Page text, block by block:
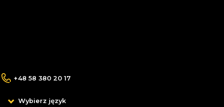
+48 58 380 20 17
Wybierz język